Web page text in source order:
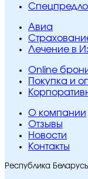
Авиа
Лечение в
Online
Покупка и
O компании
Отзывы
Новости
Контакты
Республика